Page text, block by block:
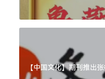
【中国文化】期刊推出